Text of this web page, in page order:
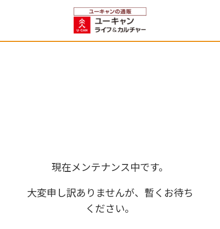
現在メンテナンス中です。
大変申し訳ありませんが、暫くお待ち
ください。